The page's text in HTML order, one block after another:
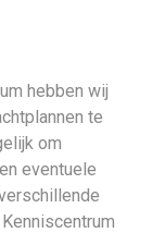
hebben wij
te
om
eventuele